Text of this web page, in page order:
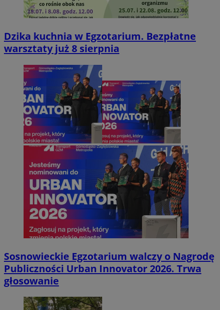
Dzika kuchnia w Egzotarium. Bezpłatne
warsztaty już 8 sierpnia
Sosnowieckie Egzotarium walczy o Nagrodę
Publiczności Urban Innovator 2026. Trwa
głosowanie